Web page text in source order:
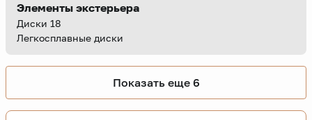
Элементы экстерьера
Диски 18
Легкосплавные диски
Показать еще 6